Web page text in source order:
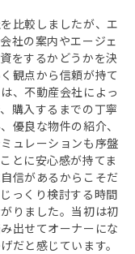
比較しましたが、エ
社の案内やエージェ
をするかどうかを決
観点から信頼が持て
、不動産会社によっ
購入するまでの丁寧
優良な物件の紹介、
ュレーションも序盤
とに安心感が持てま
信があるからこそだ
っくり検討する時間
りました。当初は初
出せてオーナーにな
だと感じています。